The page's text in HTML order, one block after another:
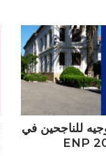
للناجحين في